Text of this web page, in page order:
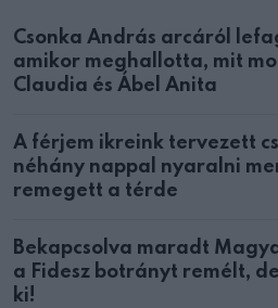
Csonka András arcáról
amikor meghallotta, mit
Claudia és Ábel Anita
A férjem ikreink tervezett
néhány nappal nyaralni
remegett a térde
Bekapcsolva maradt
a Fidesz botrányt remélt,
ki!